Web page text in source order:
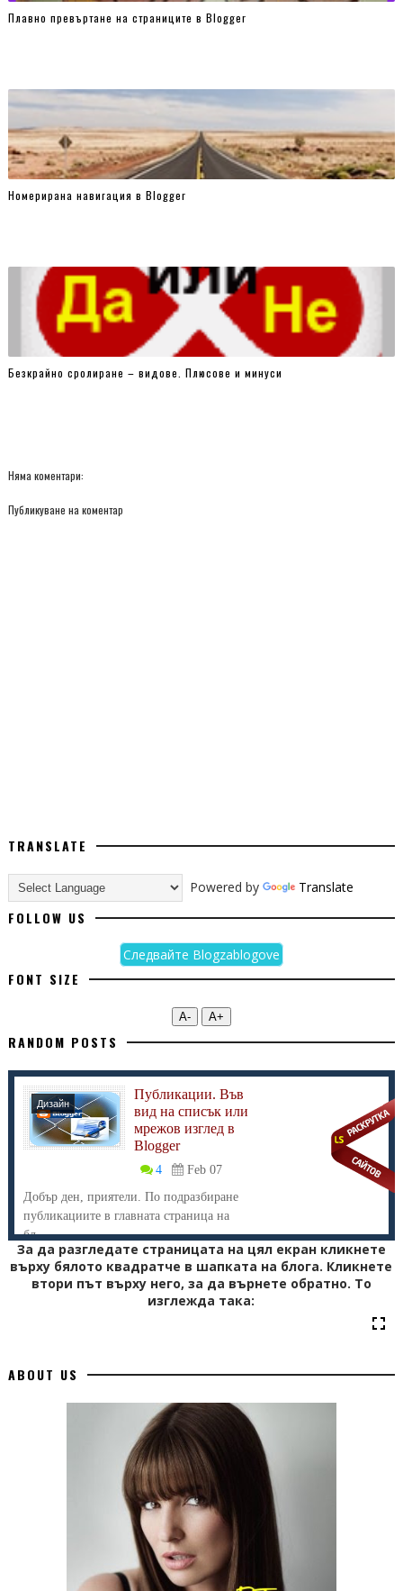
Плавно превъртане на страниците в Blogger
Номерирана навигация в Blogger
Безкрайно сролиране – видове. Плюсове и минуси
Няма коментари:
Публикуване на коментар
TRANSLATE
Powered by Translate
FOLLOW US
Следвайте Blogzablogove
FONT SIZE
А- А+
RANDOM POSTS
Дизайн
Публикации. Във
вид на списък или
мрежов изглед в
Blogger
4
Feb 07
Добър ден, приятели. По подразбиране
публикациите в главната страница на
бл...
За да разгледате страницата на цял екран кликнете
върху бялото квадратче в шапката на блога. Кликнете
втори път върху него, за да върнете обратно. То
изглежда така:
ABOUT US